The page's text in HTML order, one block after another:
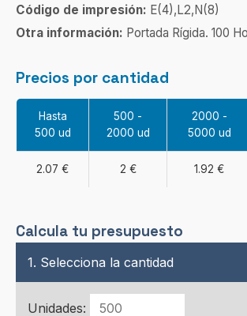
Código de impresión: E(4),L2,N(8)
Otra información: Portada Rígida. 100
Precios por cantidad
Hasta
500 ud
500 -
2000 ud
2000 -
5000 ud
2.07 € 2 € 1.92 €
Calcula tu presupuesto
1. Selecciona la cantidad
Unidades: